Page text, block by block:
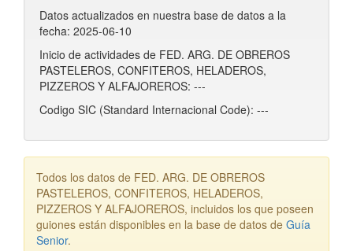
Datos actualizados en nuestra base de datos a la
fecha: 2025-06-10
Inicio de actividades de FED. ARG. DE OBREROS
PASTELEROS, CONFITEROS, HELADEROS,
PIZZEROS Y ALFAJOREROS: ---
Codigo SIC (Standard Internacional Code): ---
Todos los datos de FED. ARG. DE OBREROS
PASTELEROS, CONFITEROS, HELADEROS,
PIZZEROS Y ALFAJOREROS, incluidos los que poseen
guiones están disponibles en la base de datos de Guía
Senior.